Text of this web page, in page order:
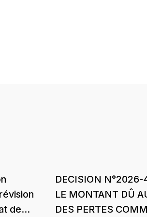
de
DECISION
LE MONTANT DÛ
DES PERTES